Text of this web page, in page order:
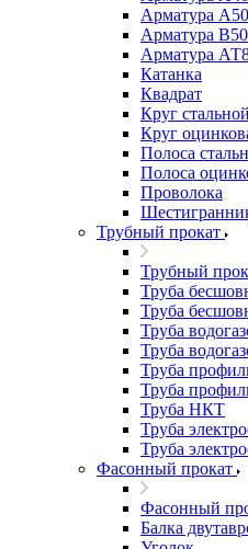
Арматура
Арматура
Арматура
Катанка
Квадрат
Круг стальной
Круг
Полоса
Полоса
Проволока
Трубный прокат
Трубный
Труба
Труба
Труба
Труба
Труба
Труба
Труба НКТ
Труба
Труба
Фасонный прокат
Фасонный
Балка